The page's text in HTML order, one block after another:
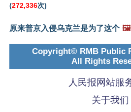
(272,336次)
原来普京入侵乌克兰是为了这个 🖼️
Copyright© RMB Public
All Rights
人民报网站服
关于我们